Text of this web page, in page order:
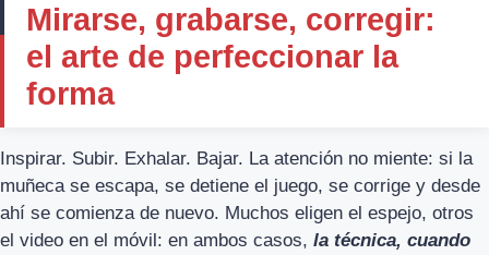
Mirarse, grabarse, corregir:
el arte de perfeccionar la
forma
Inspirar. Subir. Exhalar. Bajar. La atención no miente: si la
muñeca se escapa, se detiene el juego, se corrige y desde
ahí se comienza de nuevo. Muchos eligen el espejo, otros
el video en el móvil: en ambos casos, la técnica, cuando